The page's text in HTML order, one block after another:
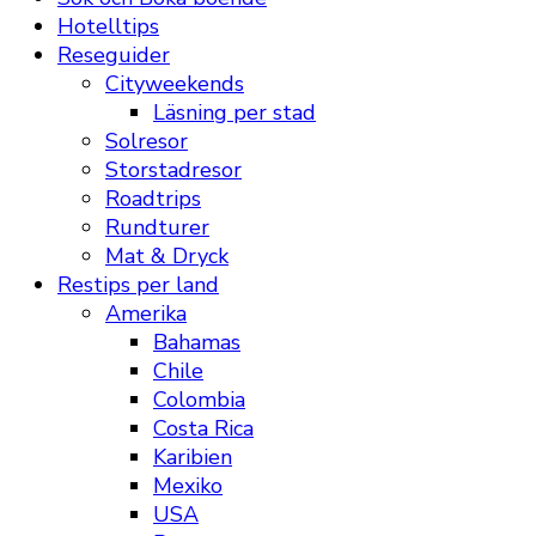
Hotelltips
Reseguider
Cityweekends
Läsning per stad
Solresor
Storstadresor
Roadtrips
Rundturer
Mat & Dryck
Restips per land
Amerika
Bahamas
Chile
Colombia
Costa Rica
Karibien
Mexiko
USA